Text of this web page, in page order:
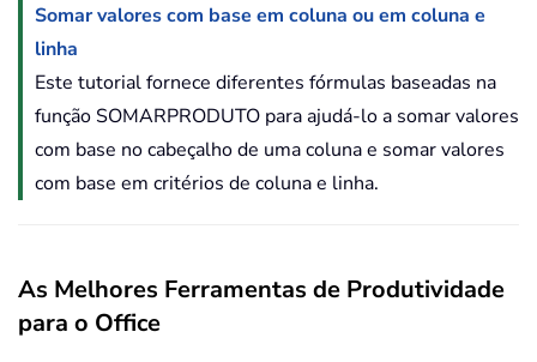
Somar valores com base em coluna ou em coluna e
linha
Este tutorial fornece diferentes fórmulas baseadas na
função SOMARPRODUTO para ajudá-lo a somar valores
com base no cabeçalho de uma coluna e somar valores
com base em critérios de coluna e linha.
As Melhores Ferramentas de Produtividade
para o Office